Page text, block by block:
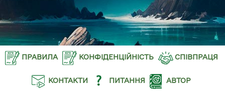
ПРАВИЛА КОНФІДЕНЦІЙНІСТЬ СПІВПРАЦЯ
КОНТАКТИ ПИТАННЯ АВТОР